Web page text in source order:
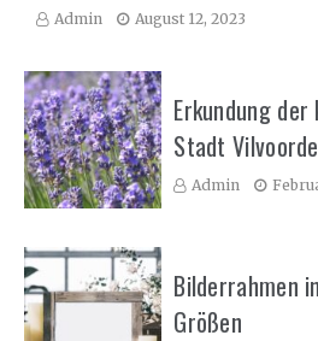
Admin August 12, 2023
Erkundung
Stadt Vilvoorde
Admin
Bilderrahmen
Größen